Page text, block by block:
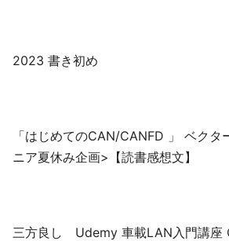
2023 書き初め
「はじめてのCAN/CANFD 」 ベクタ
ニア夏休み企画>【読書感想文】
三方良し Udemy 車載LAN入門講座